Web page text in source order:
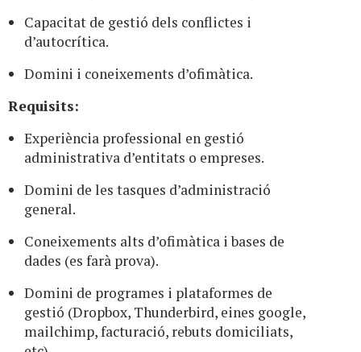
Capacitat de gestió dels conflictes i
d’autocrítica.
Domini i coneixements d’ofimàtica.
Requisits:
Experiència professional en gestió
administrativa d’entitats o empreses.
Domini de les tasques d’administració
general.
Coneixements alts d’ofimàtica i bases de
dades (es farà prova).
Domini de programes i plataformes de
gestió (Dropbox, Thunderbird, eines google,
mailchimp, facturació, rebuts domiciliats,